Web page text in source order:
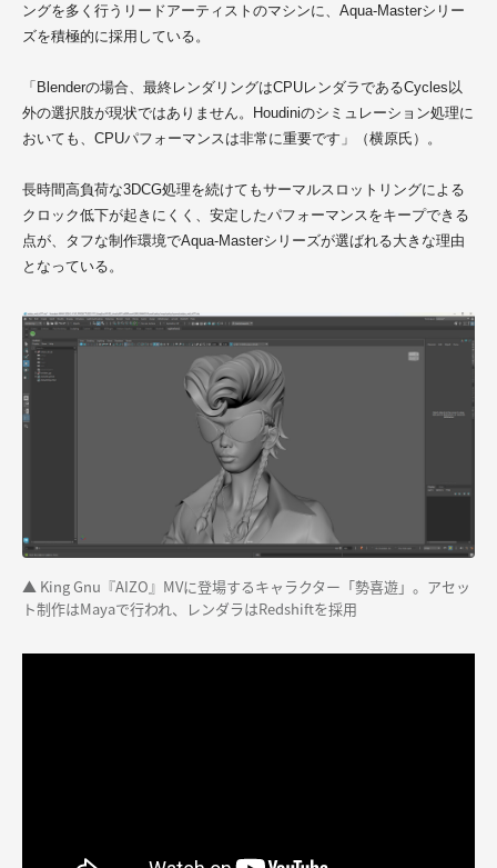
ングを多く行うリードアーティストのマシンに、Aqua-Masterシリー
ズを積極的に採用している。
「Blenderの場合、最終レンダリングはCPUレンダラであるCycles以
外の選択肢が現状ではありません。Houdiniのシミュレーション処理に
おいても、CPUパフォーマンスは非常に重要です」（横原氏）。
長時間高負荷な3DCG処理を続けてもサーマルスロットリングによる
クロック低下が起きにくく、安定したパフォーマンスをキープできる
点が、タフな制作環境でAqua-Masterシリーズが選ばれる大きな理由
となっている。
▲ King Gnu『AIZO』MVに登場するキャラクター「勢喜遊」。アセッ
ト制作はMayaで行われ、レンダラはRedshiftを採用